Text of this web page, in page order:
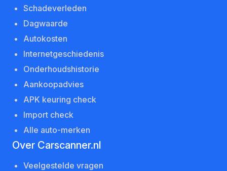
Schadeverleden
Dagwaarde
Autokosten
Internetgeschiedenis
Onderhoudshistorie
Aankoopadvies
APK keuring check
Import check
Alle auto-merken
Over Carscanner.nl
Veelgestelde vragen